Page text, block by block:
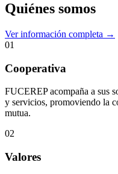
Quiénes somos
Ver información completa →
01
Cooperativa
FUCEREP acompaña a sus
y servicios, promoviendo la
mutua.
02
Valores